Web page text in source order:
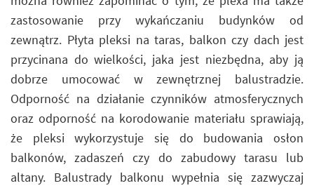
zastosowanie przy wykańczaniu budynków od
zewnątrz. Płyta pleksi na taras, balkon czy dach jest
przycinana do wielkości, jaka jest niezbędna, aby ją
dobrze umocować w zewnętrznej balustradzie.
Odporność na działanie czynników atmosferycznych
oraz odporność na korodowanie materiału sprawiają,
że pleksi wykorzystuje się do budowania osłon
balkonów, zadaszeń czy do zabudowy tarasu lub
altany. Balustrady balkonu wypełnia się zazwyczaj